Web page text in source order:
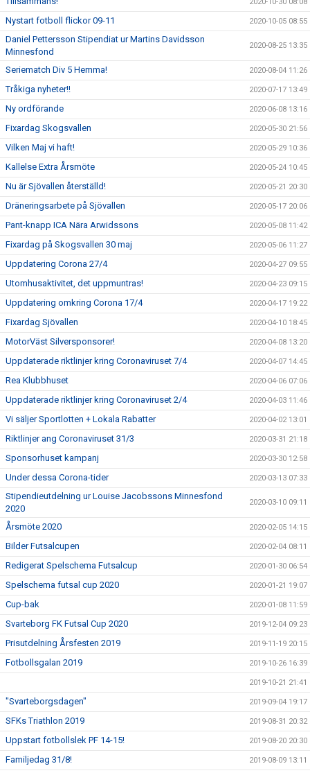
Nystart fotboll flickor 09-11 2020-10-05 08:55
Daniel Pettersson Stipendiat ur Martins Davidsson
Minnesfond
2020-08-25 13:35
Seriematch Div 5 Hemma! 2020-08-04 11:26
Tråkiga nyheter!! 2020-07-17 13:49
Ny ordförande 2020-06-08 13:16
Fixardag Skogsvallen 2020-05-30 21:56
Vilken Maj vi haft! 2020-05-29 10:36
Kallelse Extra Årsmöte 2020-05-24 10:45
Nu är Sjövallen återställd! 2020-05-21 20:30
Dräneringsarbete på Sjövallen 2020-05-17 20:06
Pant-knapp ICA Nära Arwidssons 2020-05-08 11:42
Fixardag på Skogsvallen 30 maj 2020-05-06 11:27
Uppdatering Corona 27/4 2020-04-27 09:55
Utomhusaktivitet, det uppmuntras! 2020-04-23 09:15
Uppdatering omkring Corona 17/4 2020-04-17 19:22
Fixardag Sjövallen 2020-04-10 18:45
MotorVäst Silversponsorer! 2020-04-08 13:20
Uppdaterade riktlinjer kring Coronaviruset 7/4 2020-04-07 14:45
Rea Klubbhuset 2020-04-06 07:06
Uppdaterade riktlinjer kring Coronaviruset 2/4 2020-04-03 11:46
Vi säljer Sportlotten + Lokala Rabatter 2020-04-02 13:01
Riktlinjer ang Coronaviruset 31/3 2020-03-31 21:18
Sponsorhuset kampanj 2020-03-30 12:58
Under dessa Corona-tider 2020-03-13 07:33
Stipendieutdelning ur Louise Jacobssons Minnesfond
2020
2020-03-10 09:11
Årsmöte 2020 2020-02-05 14:15
Bilder Futsalcupen 2020-02-04 08:11
Redigerat Spelschema Futsalcup 2020-01-30 06:54
Spelschema futsal cup 2020 2020-01-21 19:07
Cup-bak 2020-01-08 11:59
Svarteborg FK Futsal Cup 2020 2019-12-04 09:23
Prisutdelning Årsfesten 2019 2019-11-19 20:15
Fotbollsgalan 2019 2019-10-26 16:39
2019-10-21 21:41
"Svarteborgsdagen" 2019-09-04 19:17
SFKs Triathlon 2019 2019-08-31 20:32
Uppstart fotbollslek PF 14-15! 2019-08-20 20:30
Familjedag 31/8! 2019-08-09 13:11